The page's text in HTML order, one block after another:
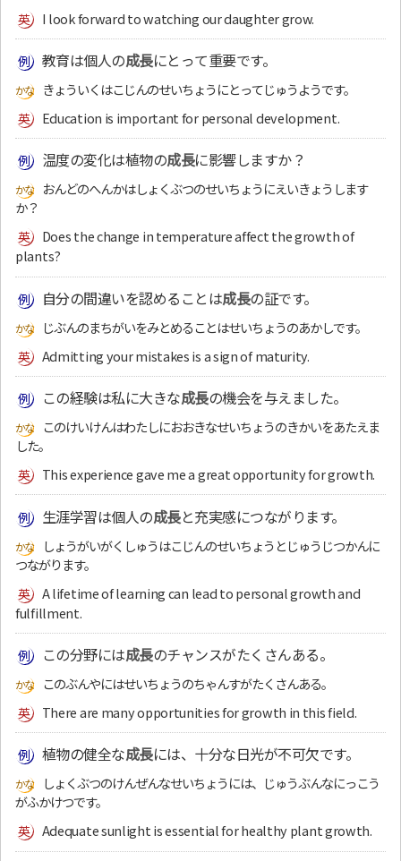
I look forward to watching our daughter grow.
教育は個人の成長にとって重要です。
きょういくはこじんのせいちょうにとってじゅうようです。
Education is important for personal development.
温度の変化は植物の成長に影響しますか？
おんどのへんかはしょくぶつのせいちょうにえいきょうします
か？
Does the change in temperature affect the growth of
plants?
自分の間違いを認めることは成長の証です。
じぶんのまちがいをみとめることはせいちょうのあかしです。
Admitting your mistakes is a sign of maturity.
この経験は私に大きな成長の機会を与えました。
このけいけんはわたしにおおきなせいちょうのきかいをあたえま
した。
This experience gave me a great opportunity for growth.
生涯学習は個人の成長と充実感につながります。
しょうがいがくしゅうはこじんのせいちょうとじゅうじつかんに
つながります。
A lifetime of learning can lead to personal growth and
fulfillment.
この分野には成長のチャンスがたくさんある。
このぶんやにはせいちょうのちゃんすがたくさんある。
There are many opportunities for growth in this field.
植物の健全な成長には、十分な日光が不可欠です。
しょくぶつのけんぜんなせいちょうには、じゅうぶんなにっこう
がふかけつです。
Adequate sunlight is essential for healthy plant growth.